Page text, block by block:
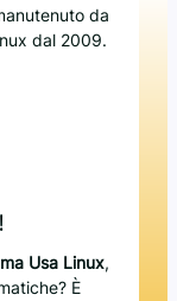
da
dal 2009.
Usa Linux,
È